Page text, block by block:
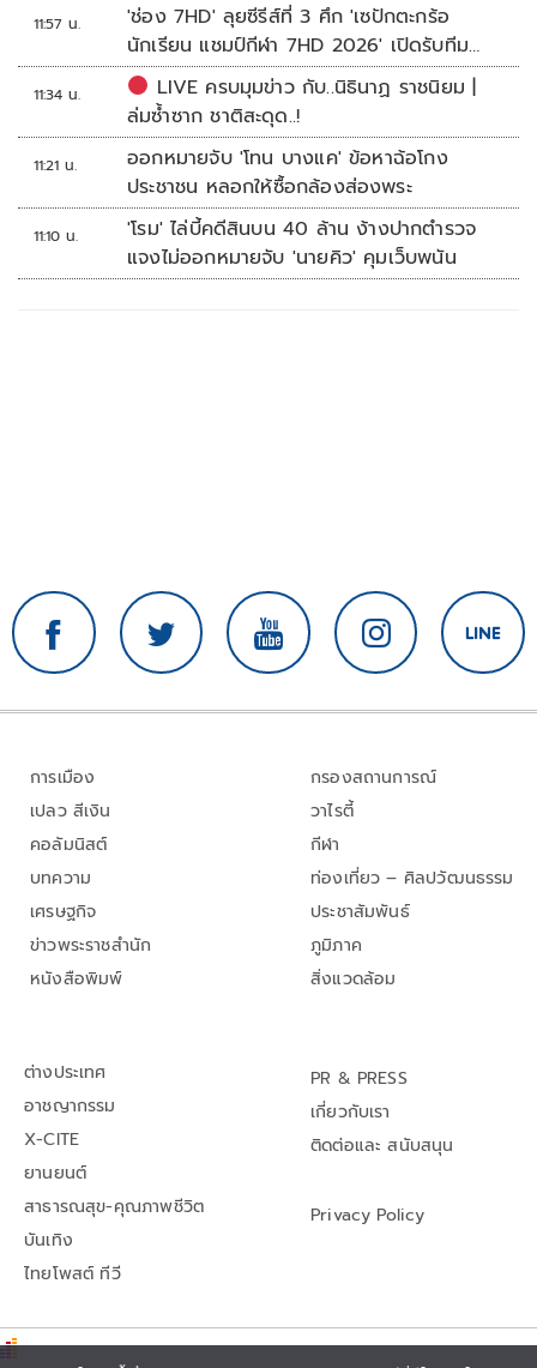
11:57 น.
'ช่อง 7HD' ลุยซีรีส์ที่ 3 ศึก 'เซปักตะกร้อ
นักเรียน แชมป์กีฬา 7HD 2026' เปิดรับทีม
หญิงครั้งแรก
11:34 น.
LIVE ครบมุมข่าว กับ..นิธินาฏ ราชนิยม |
ล่มซ้ำซาก ชาติสะดุด..!
11:21 น.
ออกหมายจับ 'โทน บางแค' ข้อหาฉ้อโกง
ประชาชน หลอกให้ซื้อกล้องส่องพระ
11:10 น.
'โรม' ไล่บี้คดีสินบน 40 ล้าน ง้างปากตำรวจ
แจงไม่ออกหมายจับ 'นายคิว' คุมเว็บพนัน
การเมือง
เปลว สีเงิน
คอลัมนิสต์
บทความ
เศรษฐกิจ
ข่าวพระราชสำนัก
หนังสือพิมพ์
กรองสถานการณ์
วาไรตี้
กีฬา
ท่องเที่ยว – ศิลปวัฒนธรรม
ประชาสัมพันธ์
ภูมิภาค
สิ่งแวดล้อม
ต่างประเทศ
อาชญากรรม
X-CITE
ยานยนต์
สาธารณสุข-คุณภาพชีวิต
บันเทิง
ไทยโพสต์ ทีวี
PR & PRESS
เกี่ยวกับเรา
ติดต่อและ สนับสนุน
Privacy Policy